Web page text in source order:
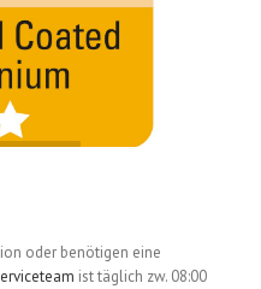
oder benötigen eine
ist täglich zw. 08:00